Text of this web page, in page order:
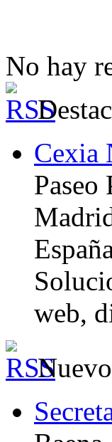
No hay
Cexia
Paseo
España
web,